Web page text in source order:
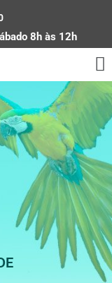
8h às 12h